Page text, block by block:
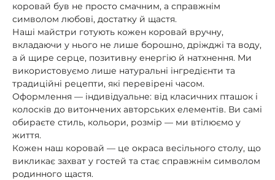
коровай був не просто смачним, а справжнім
символом любові, достатку й щастя.
Наші майстри готують кожен коровай вручну,
вкладаючи у нього не лише борошно, дріжджі та воду,
а й щире серце, позитивну енергію й натхнення. Ми
використовуємо лише натуральні інгредієнти та
традиційні рецепти, які перевірені часом.
Оформлення — індивідуальне: від класичних пташок і
колосків до витончених авторських елементів. Ви самі
обираєте стиль, кольори, розмір — ми втілюємо у
життя.
Кожен наш коровай — це окраса весільного столу, що
викликає захват у гостей та стає справжнім символом
родинного щастя.